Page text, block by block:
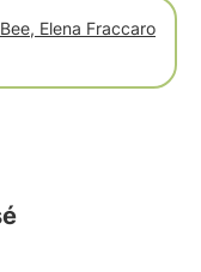
Elena Fraccaro